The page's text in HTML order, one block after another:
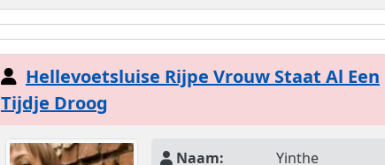
Hellevoetsluise Rijpe Vrouw Staat Al Een
Tijdje Droog
Naam:
Yinthe